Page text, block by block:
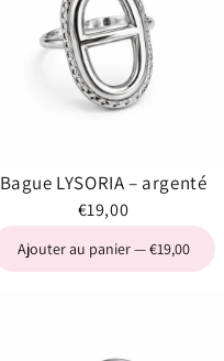
Bague LYSORIA – argenté
€19,00
Ajouter au panier — €19,00